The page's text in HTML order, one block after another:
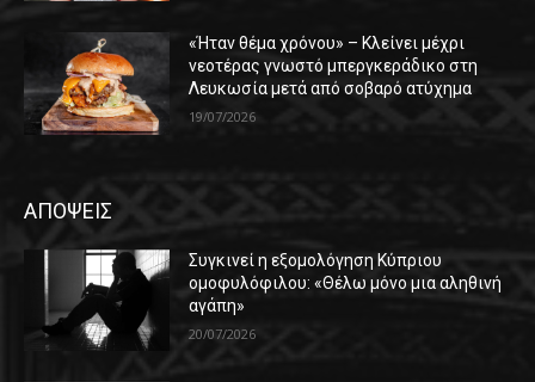
«Ήταν θέμα χρόνου» – Κλείνει μέχρι
νεοτέρας γνωστό μπεργκεράδικο στη
Λευκωσία μετά από σοβαρό ατύχημα
19/07/2026
ΑΠΟΨΕΙΣ
Συγκινεί η εξομολόγηση Κύπριου
ομοφυλόφιλου: «Θέλω μόνο μια αληθινή
αγάπη»
20/07/2026